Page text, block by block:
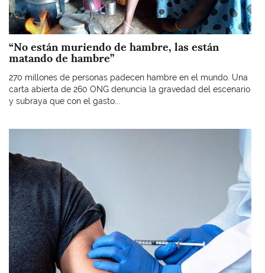
“No están muriendo de hambre, las están
matando de hambre”
270 millones de personas padecen hambre en el mundo. Una
carta abierta de 260 ONG denuncia la gravedad del escenario
y subraya que con el gasto...